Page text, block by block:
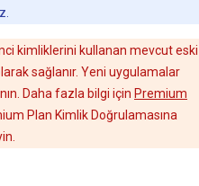
kimliklerini kullanan mevcut eski
sağlanır. Yeni uygulamalar
Daha fazla bilgi için Premium
Plan Kimlik Doğrulamasına